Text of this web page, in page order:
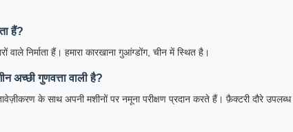
हैं?
वाले निर्माता हैं। हमारा कारखाना गुआंग्डोंग, चीन में स्थित है।
अच्छी गुणवत्ता वाली है?
के साथ अपनी मशीनों पर नमूना परीक्षण प्रदान करते हैं। फ़ैक्टरी दौरे